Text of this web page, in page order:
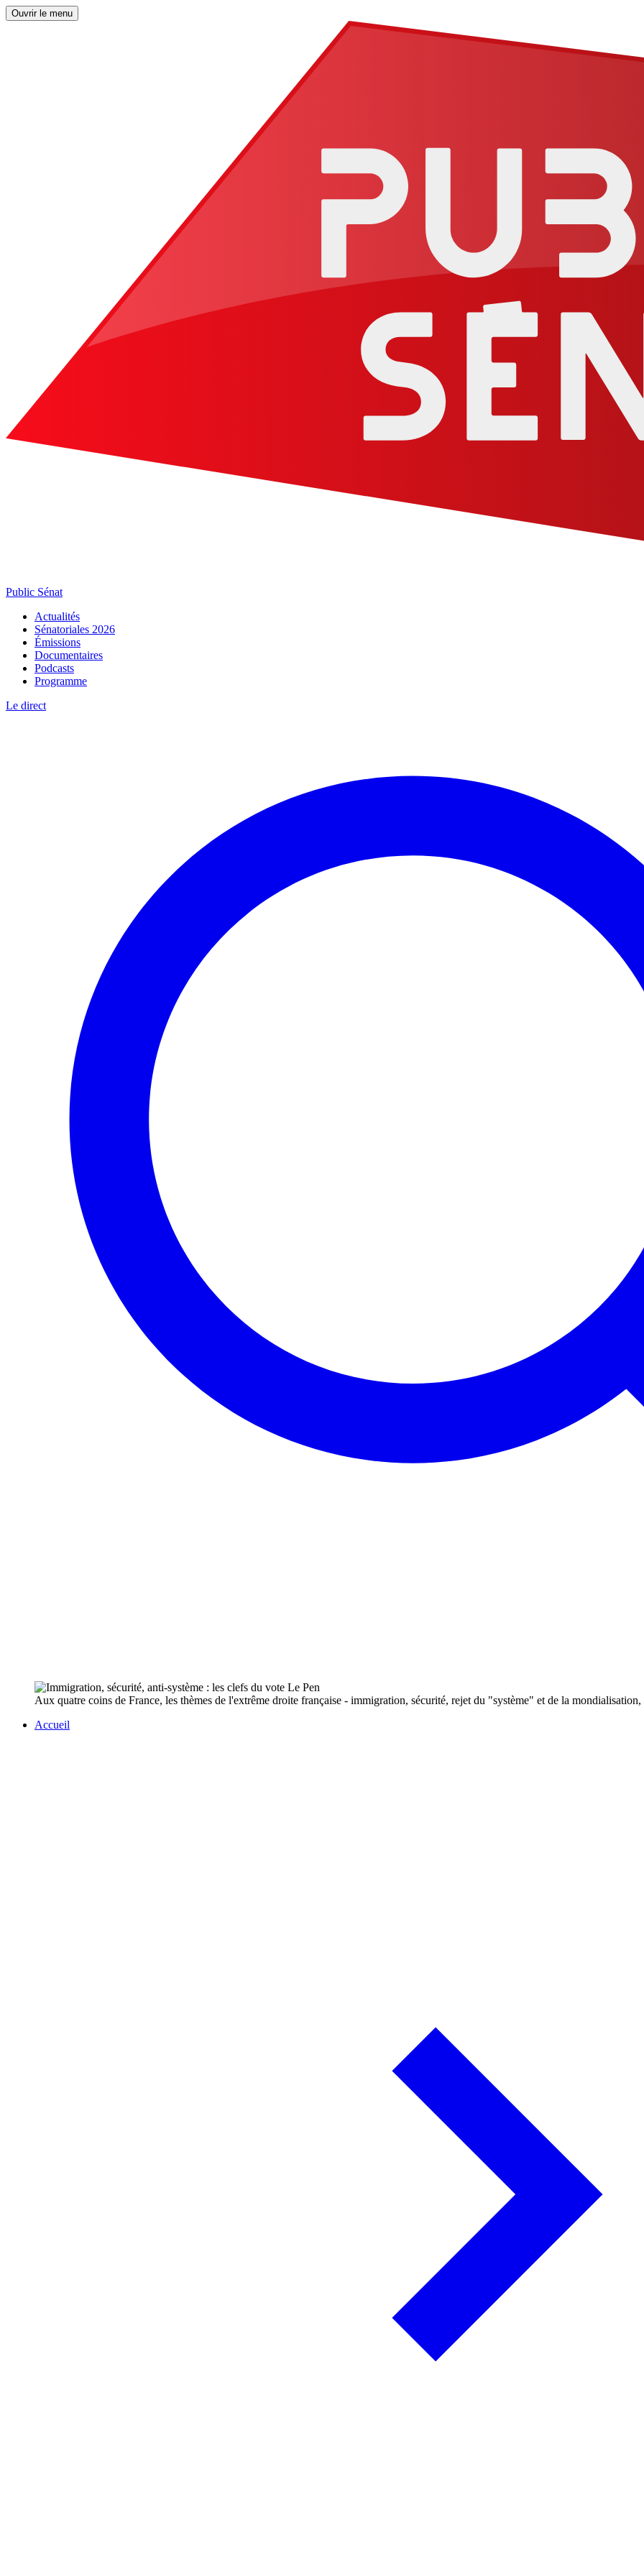
Ouvrir le menu
Public Sénat
Actualités
Sénatoriales 2026
Émissions
Documentaires
Podcasts
Programme
Le direct
Aux quatre coins de France, les thèmes de l'extrême droite française - immigration, sécurité, rejet du "système" et de la mondialisation,
Accueil